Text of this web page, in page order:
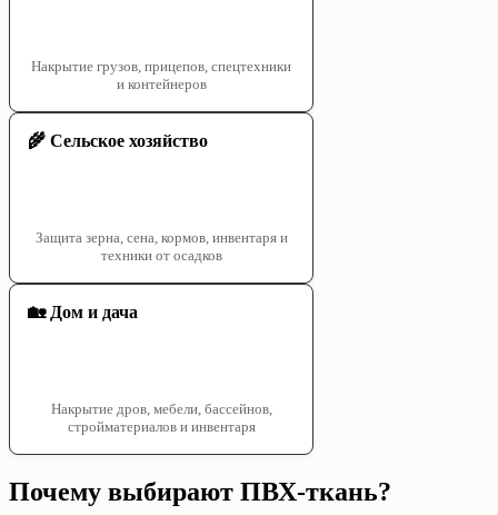
Накрытие грузов, прицепов, спецтехники
и контейнеров
🌾 Сельское хозяйство
Защита зерна, сена, кормов, инвентаря и
техники от осадков
🏡 Дом и дача
Накрытие дров, мебели, бассейнов,
стройматериалов и инвентаря
Почему выбирают ПВХ-ткань?